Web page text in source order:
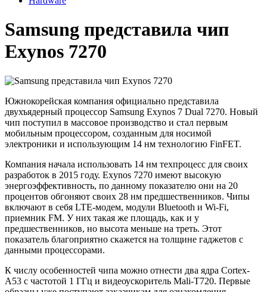
Samsung представила чип
Exynos 7270
Южнокорейская компания официально представила
двухъядерный процессор Samsung Exynos 7 Dual 7270. Новый
чип поступил в массовое производство и стал первым
мобильным процессором, созданным для носимой
электроники и использующим 14 нм технологию FinFET.
Компания начала использовать 14 нм техпроцесс для своих
разработок в 2015 году. Exynos 7270 имеют высокую
энергоэффективность, по данному показателю они на 20
процентов обгоняют своих 28 нм предшественников. Чипы
включают в себя LTE-модем, модули Bluetooth и Wi-Fi,
приемник FM. У них такая же площадь, как и у
предшественников, но высота меньше на треть. Этот
показатель благоприятно скажется на толщине гаджетов с
данными процессорами.
К числу особенностей чипа можно отнести два ядра Cortex-
A53 с частотой 1 ГГц и видеоускоритель Mali-T720. Первые